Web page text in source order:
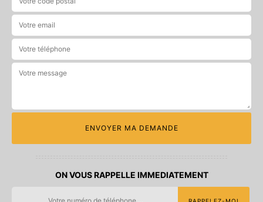
ON VOUS RAPPELLE IMMEDIATEMENT